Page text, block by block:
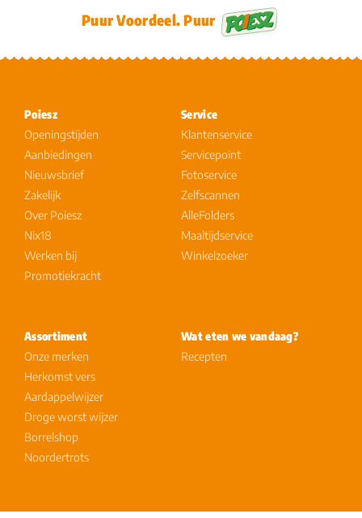
Puur Voordeel. Puur
Poiesz
Openingstijden
Aanbiedingen
Nieuwsbrief
Zakelijk
Over Poiesz
Nix18
Werken bij
Promotiekracht
Service
Klantenservice
Servicepoint
Fotoservice
Zelfscannen
AlleFolders
Maaltijdservice
Winkelzoeker
Assortiment
Onze merken
Herkomst vers
Aardappelwijzer
Droge worst wijzer
Borrelshop
Noordertrots
Wat eten we vandaag?
Recepten